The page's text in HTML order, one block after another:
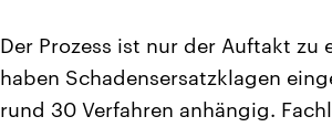
Der Prozess ist nur der Auftakt zu
haben Schadensersatzklagen
rund 30 Verfahren anhängig.